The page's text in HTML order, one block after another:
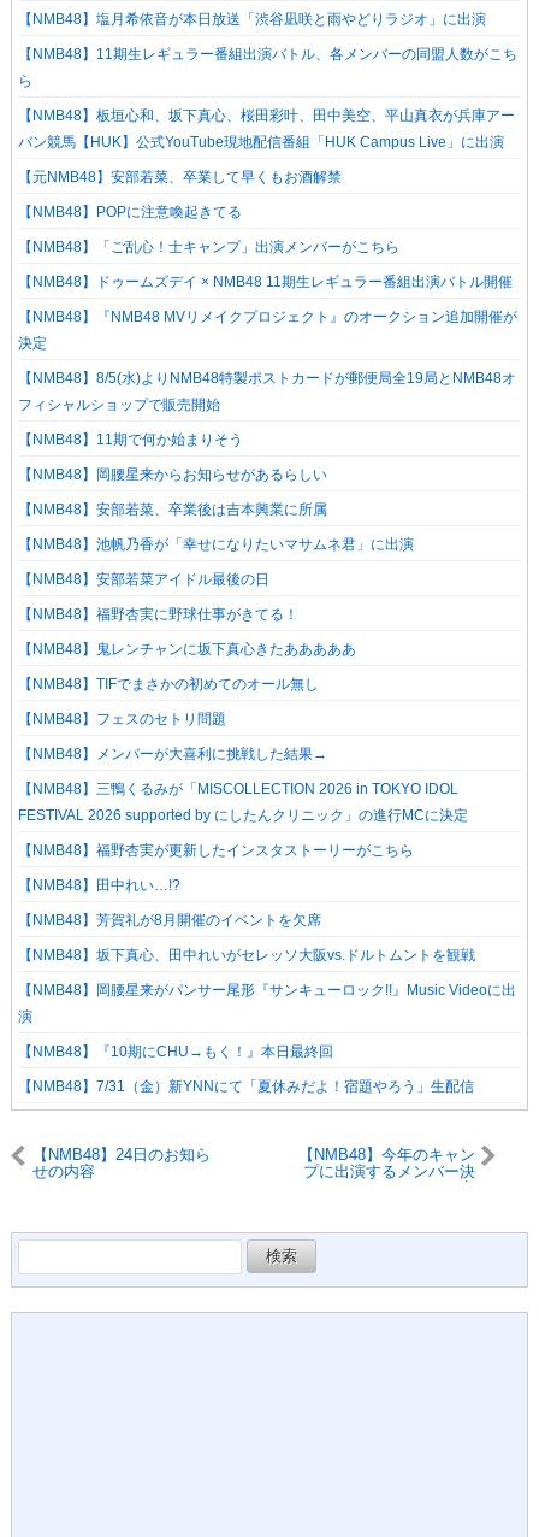
【NMB48】塩月希依音が本日放送「渋谷凪咲と雨やどりラジオ」に出演
【NMB48】11期生レギュラー番組出演バトル、各メンバーの同盟人数がこち
ら
【NMB48】板垣心和、坂下真心、桜田彩叶、田中美空、平山真衣が兵庫アー
バン競馬【HUK】公式YouTube現地配信番組「HUK Campus Live」に出演
【元NMB48】安部若菜、卒業して早くもお酒解禁
【NMB48】POPに注意喚起きてる
【NMB48】「ご乱心！士キャンプ」出演メンバーがこちら
【NMB48】ドゥームズデイ × NMB48 11期生レギュラー番組出演バトル開催
【NMB48】『NMB48 MVリメイクプロジェクト』のオークション追加開催が
決定
【NMB48】8/5(水)よりNMB48特製ポストカードが郵便局全19局とNMB48オ
フィシャルショップで販売開始
【NMB48】11期で何か始まりそう
【NMB48】岡腰星来からお知らせがあるらしい
【NMB48】安部若菜、卒業後は吉本興業に所属
【NMB48】池帆乃香が「幸せになりたいマサムネ君」に出演
【NMB48】安部若菜アイドル最後の日
【NMB48】福野杏実に野球仕事がきてる！
【NMB48】鬼レンチャンに坂下真心きたあああああ
【NMB48】TIFでまさかの初めてのオール無し
【NMB48】フェスのセトリ問題
【NMB48】メンバーが大喜利に挑戦した結果→
【NMB48】三鴨くるみが「MISCOLLECTION 2026 in TOKYO IDOL
FESTIVAL 2026 supported by にしたんクリニック」の進行MCに決定
【NMB48】福野杏実が更新したインスタストーリーがこちら
【NMB48】田中れい…!?
【NMB48】芳賀礼が8月開催のイベントを欠席
【NMB48】坂下真心、田中れいがセレッソ大阪vs.ドルトムントを観戦
【NMB48】岡腰星来がパンサー尾形『サンキューロック!!』Music Videoに出
演
【NMB48】『10期にCHU→もく！』本日最終回
【NMB48】7/31（金）新YNNにて「夏休みだよ！宿題やろう」生配信
【NMB48】24日のお知ら
せの内容
【NMB48】今年のキャン
プに出演するメンバー決
索: